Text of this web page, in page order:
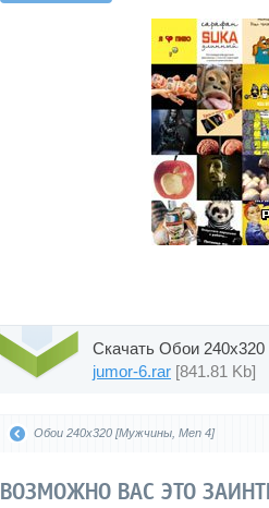
Скачать Обои
jumor-6.rar [841.81 Kb]
Обои 240x320 [Мужчины, Men 4]
ВОЗМОЖНО ВАС ЭТО